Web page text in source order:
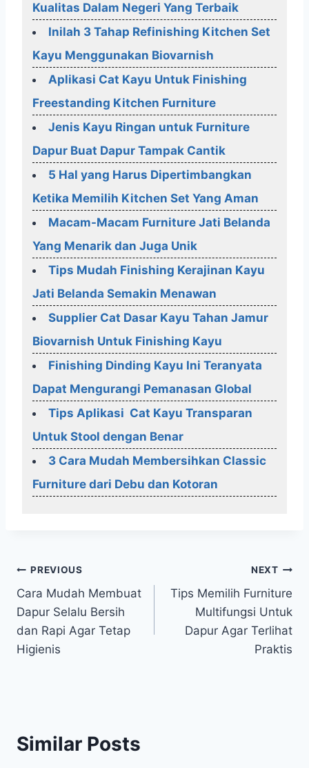
Kualitas Dalam Negeri Yang Terbaik
Inilah 3 Tahap Refinishing Kitchen Set
Kayu Menggunakan Biovarnish
Aplikasi Cat Kayu Untuk Finishing
Freestanding Kitchen Furniture
Jenis Kayu Ringan untuk Furniture
Dapur Buat Dapur Tampak Cantik
5 Hal yang Harus Dipertimbangkan
Ketika Memilih Kitchen Set Yang Aman
Macam-Macam Furniture Jati Belanda
Yang Menarik dan Juga Unik
Tips Mudah Finishing Kerajinan Kayu
Jati Belanda Semakin Menawan
Supplier Cat Dasar Kayu Tahan Jamur
Biovarnish Untuk Finishing Kayu
Finishing Dinding Kayu Ini Teranyata
Dapat Mengurangi Pemanasan Global
Tips Aplikasi Cat Kayu Transparan
Untuk Stool dengan Benar
3 Cara Mudah Membersihkan Classic
Furniture dari Debu dan Kotoran
Post
navigation
PREVIOUS
Cara Mudah Membuat
Dapur Selalu Bersih
dan Rapi Agar Tetap
Higienis
NEXT
Tips Memilih Furniture
Multifungsi Untuk
Dapur Agar Terlihat
Praktis
Similar Posts